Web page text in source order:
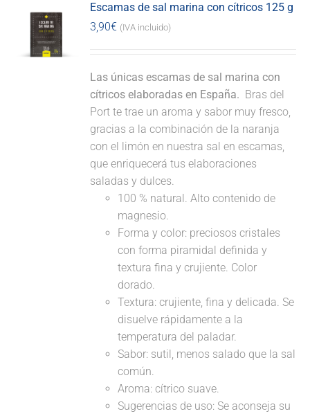
Escamas de sal marina con cítricos 125 g
3,90€ (IVA incluido)
Las únicas escamas de sal marina con
cítricos elaboradas en España. Bras del
Port te trae un aroma y sabor muy fresco,
gracias a la combinación de la naranja
con el limón en nuestra sal en escamas,
que enriquecerá tus elaboraciones
saladas y dulces.
100 % natural. Alto contenido de
magnesio.
Forma y color: preciosos cristales
con forma piramidal definida y
textura fina y crujiente. Color
dorado.
Textura: crujiente, fina y delicada. Se
disuelve rápidamente a la
temperatura del paladar.
Sabor: sutil, menos salado que la sal
común.
Aroma: cítrico suave.
Sugerencias de uso: Se aconseja su